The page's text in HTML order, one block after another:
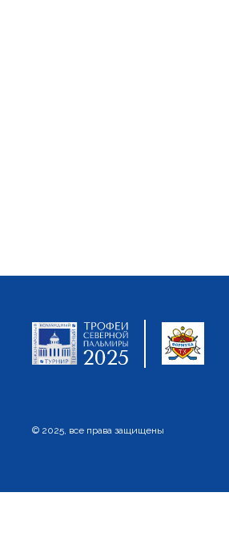
© 2025, все права защищены